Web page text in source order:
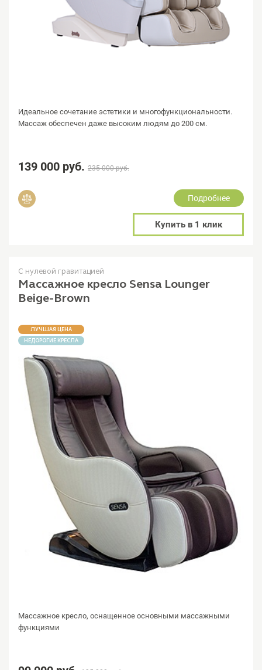
Идеальное сочетание эстетики и многофункциональности.
Массаж обеспечен даже высоким людям до 200 см.
139 000 руб. 235 000 руб.
Подробнее
Купить в 1 клик
С нулевой гравитацией
Массажное кресло Sensa Lounger
Beige-Brown
ЛУЧШАЯ ЦЕНА
НЕДОРОГИЕ КРЕСЛА
Массажное кресло, оснащенное основными массажными
функциями